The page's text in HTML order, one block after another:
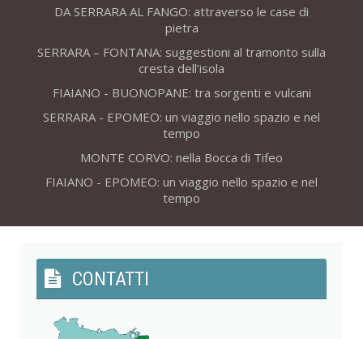
DA SERRARA AL FANGO: attraverso le case di
pietra
SERRARA – FONTANA: suggestioni al tramonto sulla
cresta dell’isola
FIAIANO - BUONOPANE: tra sorgenti e vulcani
SERRARA - EPOMEO: un viaggio nello spazio e nel
tempo
MONTE CORVO: nella Bocca di Tifeo
FIAIANO - EPOMEO: un viaggio nello spazio e nel
tempo
CONTATTI